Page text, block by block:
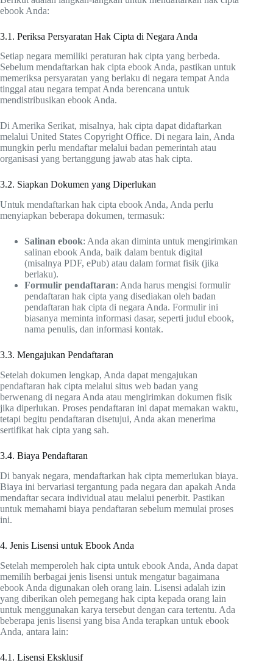
ebook Anda:
3.1. Periksa Persyaratan Hak Cipta di Negara Anda
Setiap negara memiliki peraturan hak cipta yang berbeda.
Sebelum mendaftarkan hak cipta ebook Anda, pastikan untuk
memeriksa persyaratan yang berlaku di negara tempat Anda
tinggal atau negara tempat Anda berencana untuk
mendistribusikan ebook Anda.
Di Amerika Serikat, misalnya, hak cipta dapat didaftarkan
melalui United States Copyright Office. Di negara lain, Anda
mungkin perlu mendaftar melalui badan pemerintah atau
organisasi yang bertanggung jawab atas hak cipta.
3.2. Siapkan Dokumen yang Diperlukan
Untuk mendaftarkan hak cipta ebook Anda, Anda perlu
menyiapkan beberapa dokumen, termasuk:
Salinan ebook: Anda akan diminta untuk mengirimkan
salinan ebook Anda, baik dalam bentuk digital
(misalnya PDF, ePub) atau dalam format fisik (jika
berlaku).
Formulir pendaftaran: Anda harus mengisi formulir
pendaftaran hak cipta yang disediakan oleh badan
pendaftaran hak cipta di negara Anda. Formulir ini
biasanya meminta informasi dasar, seperti judul ebook,
nama penulis, dan informasi kontak.
3.3. Mengajukan Pendaftaran
Setelah dokumen lengkap, Anda dapat mengajukan
pendaftaran hak cipta melalui situs web badan yang
berwenang di negara Anda atau mengirimkan dokumen fisik
jika diperlukan. Proses pendaftaran ini dapat memakan waktu,
tetapi begitu pendaftaran disetujui, Anda akan menerima
sertifikat hak cipta yang sah.
3.4. Biaya Pendaftaran
Di banyak negara, mendaftarkan hak cipta memerlukan biaya.
Biaya ini bervariasi tergantung pada negara dan apakah Anda
mendaftar secara individual atau melalui penerbit. Pastikan
untuk memahami biaya pendaftaran sebelum memulai proses
ini.
4. Jenis Lisensi untuk Ebook Anda
Setelah memperoleh hak cipta untuk ebook Anda, Anda dapat
memilih berbagai jenis lisensi untuk mengatur bagaimana
ebook Anda digunakan oleh orang lain. Lisensi adalah izin
yang diberikan oleh pemegang hak cipta kepada orang lain
untuk menggunakan karya tersebut dengan cara tertentu. Ada
beberapa jenis lisensi yang bisa Anda terapkan untuk ebook
Anda, antara lain:
4.1. Lisensi Eksklusif